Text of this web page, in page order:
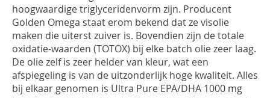
hoogwaardige triglyceridenvorm zijn. Producent
Golden Omega staat erom bekend dat ze visolie
maken die uiterst zuiver is. Bovendien zijn de totale
oxidatie-waarden (TOTOX) bij elke batch olie zeer laag.
De olie zelf is zeer helder van kleur, wat een
afspiegeling is van de uitzonderlijk hoge kwaliteit. Alles
bij elkaar genomen is Ultra Pure EPA/DHA 1000 mg